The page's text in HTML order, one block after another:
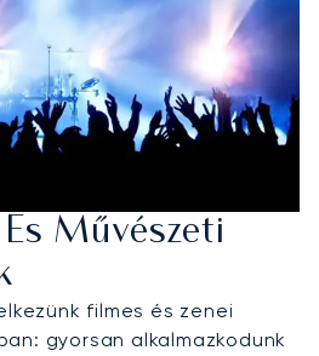
Művészeti
filmes és zenei
gyorsan alkalmazkodunk